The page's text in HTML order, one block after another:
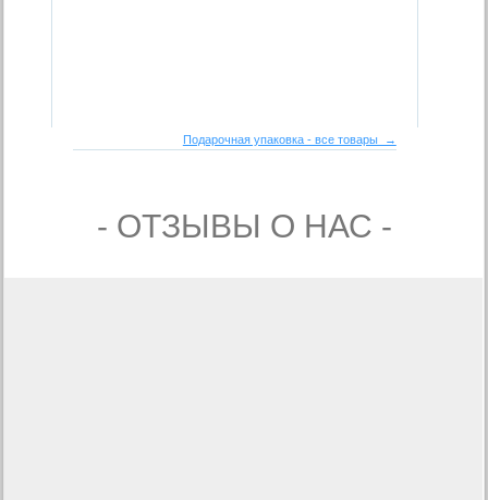
Подарочная упаковка - все товары →
- ОТЗЫВЫ О НАС -